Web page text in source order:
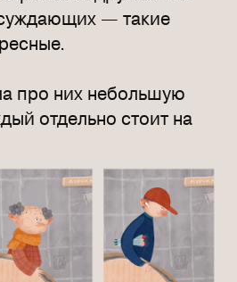
— такие
про них небольшую
отдельно стоит на